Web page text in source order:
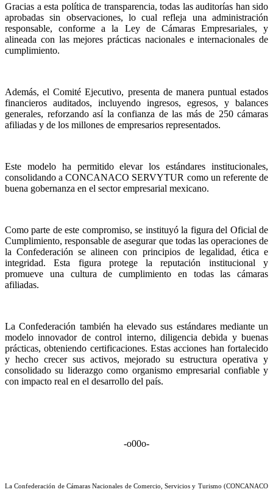
Gracias a esta política de transparencia, todas las auditorías han sido
aprobadas sin observaciones, lo cual refleja una administración
responsable, conforme a la Ley de Cámaras Empresariales, y
alineada con las mejores prácticas nacionales e internacionales de
cumplimiento.
Además, el Comité Ejecutivo, presenta de manera puntual estados
financieros auditados, incluyendo ingresos, egresos, y balances
generales, reforzando así la confianza de las más de 250 cámaras
afiliadas y de los millones de empresarios representados.
Este modelo ha permitido elevar los estándares institucionales,
consolidando a CONCANACO SERVYTUR como un referente de
buena gobernanza en el sector empresarial mexicano.
Como parte de este compromiso, se instituyó la figura del Oficial de
Cumplimiento, responsable de asegurar que todas las operaciones de
la Confederación se alineen con principios de legalidad, ética e
integridad. Esta figura protege la reputación institucional y
promueve una cultura de cumplimiento en todas las cámaras
afiliadas.
La Confederación también ha elevado sus estándares mediante un
modelo innovador de control interno, diligencia debida y buenas
prácticas, obteniendo certificaciones. Estas acciones han fortalecido
y hecho crecer sus activos, mejorado su estructura operativa y
consolidado su liderazgo como organismo empresarial confiable y
con impacto real en el desarrollo del país.
-o00o-
La Confederación de Cámaras Nacionales de Comercio, Servicios y Turismo (CONCANACO